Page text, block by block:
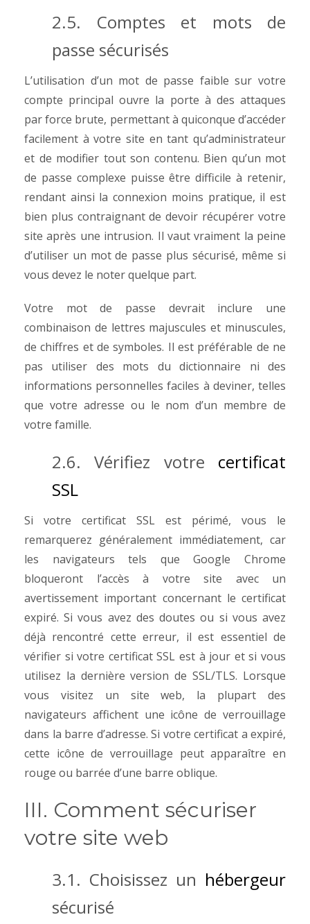
2.5. Comptes et mots de
passe sécurisés
L’utilisation d’un mot de passe faible sur votre
compte principal ouvre la porte à des attaques
par force brute, permettant à quiconque d’accéder
facilement à votre site en tant qu’administrateur
et de modifier tout son contenu. Bien qu’un mot
de passe complexe puisse être difficile à retenir,
rendant ainsi la connexion moins pratique, il est
bien plus contraignant de devoir récupérer votre
site après une intrusion. Il vaut vraiment la peine
d’utiliser un mot de passe plus sécurisé, même si
vous devez le noter quelque part.
Votre mot de passe devrait inclure une
combinaison de lettres majuscules et minuscules,
de chiffres et de symboles. Il est préférable de ne
pas utiliser des mots du dictionnaire ni des
informations personnelles faciles à deviner, telles
que votre adresse ou le nom d’un membre de
votre famille.
2.6. Vérifiez votre certificat
SSL
Si votre certificat SSL est périmé, vous le
remarquerez généralement immédiatement, car
les navigateurs tels que Google Chrome
bloqueront l’accès à votre site avec un
avertissement important concernant le certificat
expiré. Si vous avez des doutes ou si vous avez
déjà rencontré cette erreur, il est essentiel de
vérifier si votre certificat SSL est à jour et si vous
utilisez la dernière version de SSL/TLS. Lorsque
vous visitez un site web, la plupart des
navigateurs affichent une icône de verrouillage
dans la barre d’adresse. Si votre certificat a expiré,
cette icône de verrouillage peut apparaître en
rouge ou barrée d’une barre oblique.
III. Comment sécuriser
votre site web
3.1. Choisissez un hébergeur
sécurisé